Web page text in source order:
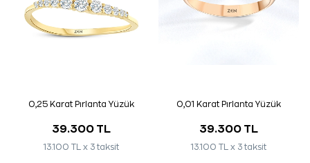
0,25 Karat Pırlanta Yüzük
39.300 TL
13.100 TL x 3 taksit
0,01 Karat Pırlanta Yüzük
39.300 TL
13.100 TL x 3 taksit